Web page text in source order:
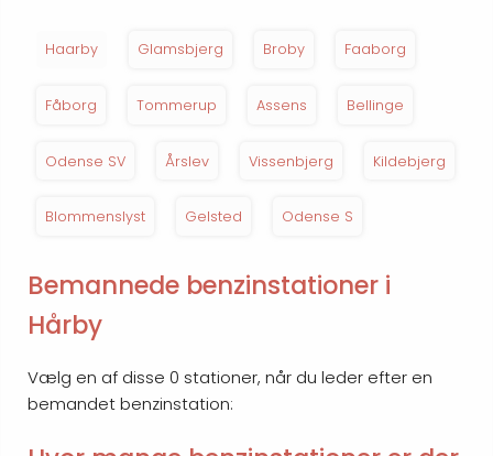
Haarby Glamsbjerg Broby Faaborg
Fåborg Tommerup Assens Bellinge
Odense SV Årslev Vissenbjerg Kildebjerg
Blommenslyst Gelsted Odense S
Bemannede benzinstationer i
Hårby
Vælg en af disse 0 stationer, når du leder efter en
bemandet benzinstation: